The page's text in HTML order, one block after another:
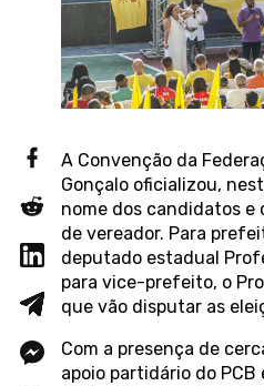
A Convenção da
Gonçalo oficializou,
nome dos candidatos e
de vereador. Para
deputado estadual
para vice-prefeito, o
que vão disputar as
Com a presença de
apoio partidário do PCB